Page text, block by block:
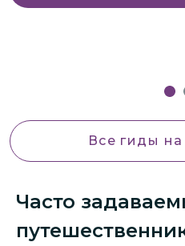
Все гиды
Часто